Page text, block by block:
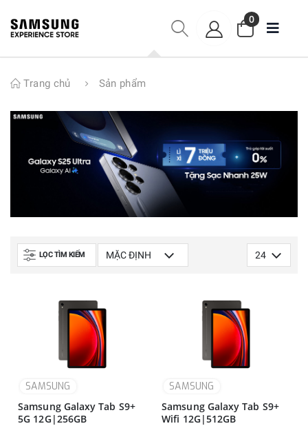
0
Trang chủ Sản phẩm
LỌC TÌM KIẾM
SAMSUNG
Samsung Galaxy Tab S9+
5G 12G|256GB
SAMSUNG
Samsung Galaxy Tab S9+
Wifi 12G|512GB